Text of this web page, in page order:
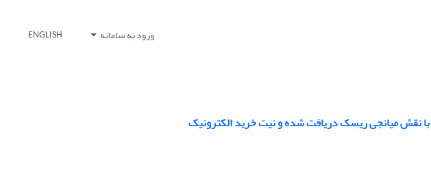
ورود به سامانه ENGLISH
نقش میانجى ریسک دریافت شده و نیت خرید الکترونیک